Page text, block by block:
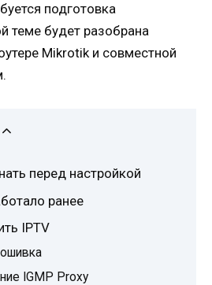
подготовка
теме будет разобрана
Mikrotik и совместной
перед настройкой
ранее
IPTV
IGMP Proxy